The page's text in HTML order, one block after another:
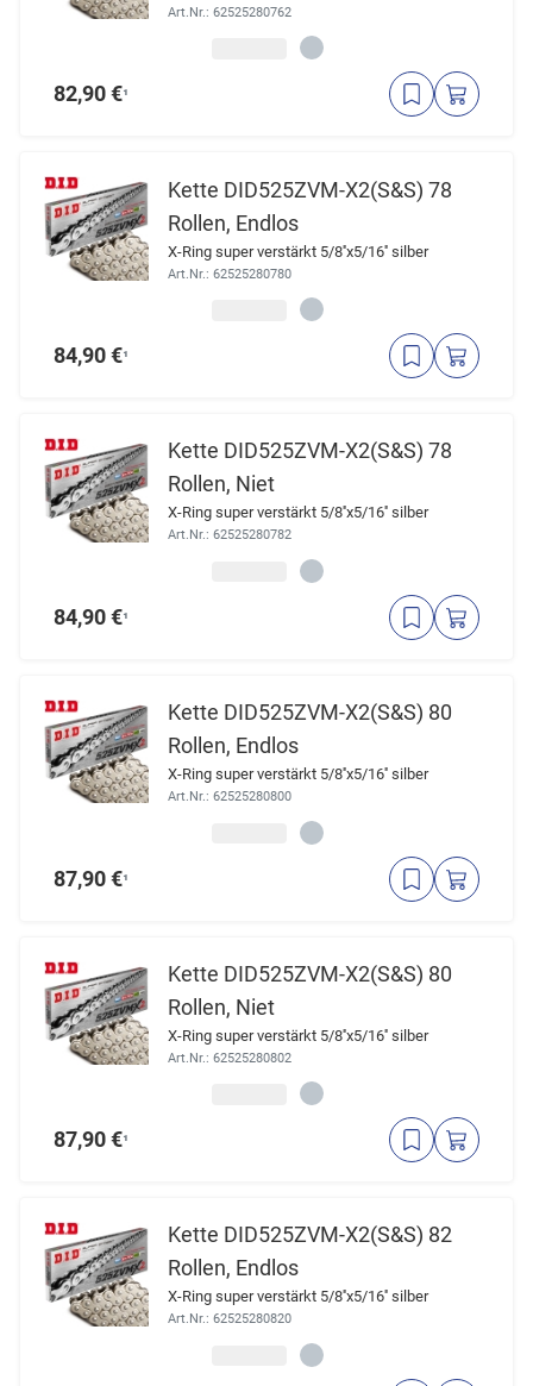
Art.Nr.: 62525280762
82,90 €¹
Kette DID525ZVM-X2(S&S) 78
Rollen, Endlos
X-Ring super verstärkt 5/8''x5/16'' silber
Art.Nr.: 62525280780
84,90 €¹
Kette DID525ZVM-X2(S&S) 78
Rollen, Niet
X-Ring super verstärkt 5/8''x5/16'' silber
Art.Nr.: 62525280782
84,90 €¹
Kette DID525ZVM-X2(S&S) 80
Rollen, Endlos
X-Ring super verstärkt 5/8''x5/16'' silber
Art.Nr.: 62525280800
87,90 €¹
Kette DID525ZVM-X2(S&S) 80
Rollen, Niet
X-Ring super verstärkt 5/8''x5/16'' silber
Art.Nr.: 62525280802
87,90 €¹
Kette DID525ZVM-X2(S&S) 82
Rollen, Endlos
X-Ring super verstärkt 5/8''x5/16'' silber
Art.Nr.: 62525280820